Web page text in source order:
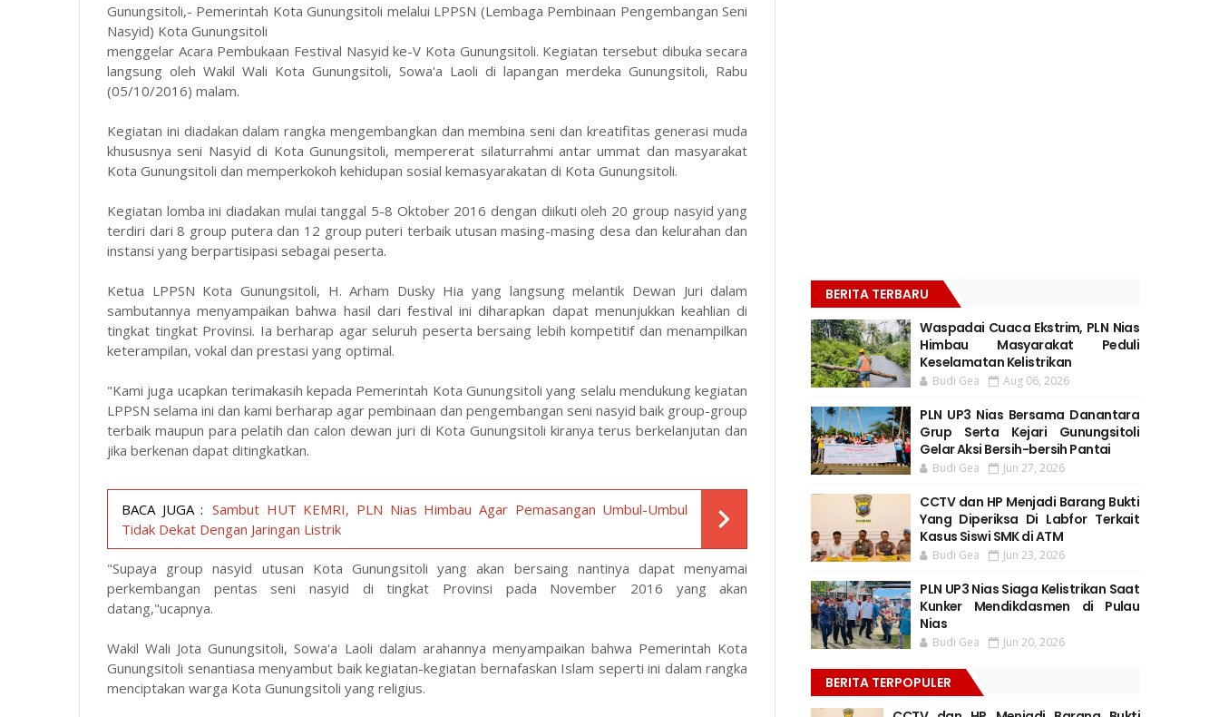
Gunungsitoli,- Pemerintah Kota Gunungsitoli melalui LPPSN (Lembaga Pembinaan Pengembangan Seni
Nasyid) Kota Gunungsitoli
menggelar Acara Pembukaan Festival Nasyid ke-V Kota Gunungsitoli. Kegiatan tersebut dibuka secara
langsung oleh Wakil Wali Kota Gunungsitoli, Sowa'a Laoli di lapangan merdeka Gunungsitoli, Rabu
(05/10/2016) malam.
Kegiatan ini diadakan dalam rangka mengembangkan dan membina seni dan kreatifitas generasi muda
khususnya seni Nasyid di Kota Gunungsitoli, mempererat silaturrahmi antar ummat dan masyarakat
Kota Gunungsitoli dan memperkokoh kehidupan sosial kemasyarakatan di Kota Gunungsitoli.
Kegiatan lomba ini diadakan mulai tanggal 5-8 Oktober 2016 dengan diikuti oleh 20 group nasyid yang
terdiri dari 8 group putera dan 12 group puteri terbaik utusan masing-masing desa dan kelurahan dan
instansi yang berpartisipasi sebagai peserta.
Ketua LPPSN Kota Gunungsitoli, H. Arham Dusky Hia yang langsung melantik Dewan Juri dalam
sambutannya menyampaikan bahwa hasil dari festival ini diharapkan dapat menunjukkan keahlian di
tingkat tingkat Provinsi. Ia berharap agar seluruh peserta bersaing lebih kompetitif dan menampilkan
keterampilan, vokal dan prestasi yang optimal.
"Kami juga ucapkan terimakasih kepada Pemerintah Kota Gunungsitoli yang selalu mendukung kegiatan
LPPSN selama ini dan kami berharap agar pembinaan dan pengembangan seni nasyid baik group-group
terbaik maupun para pelatih dan calon dewan juri di Kota Gunungsitoli kiranya terus berkelanjutan dan
jika berkenan dapat ditingkatkan.
BACA JUGA : Sambut HUT KEMRI, PLN Nias Himbau Agar Pemasangan Umbul-Umbul
Tidak Dekat Dengan Jaringan Listrik
"Supaya group nasyid utusan Kota Gunungsitoli yang akan bersaing nantinya dapat menyamai
perkembangan pentas seni nasyid di tingkat Provinsi pada November 2016 yang akan
datang,"ucapnya.
Wakil Wali Jota Gunungsitoli, Sowa'a Laoli dalam arahannya menyampaikan bahwa Pemerintah Kota
Gunungsitoli senantiasa menyambut baik kegiatan-kegiatan bernafaskan Islam seperti ini dalam rangka
menciptakan warga Kota Gunungsitoli yang religius.
BERITA TERBARU
Waspadai Cuaca Ekstrim, PLN Nias
Himbau Masyarakat Peduli
Keselamatan Kelistrikan
Budi Gea Aug 06, 2026
PLN UP3 Nias Bersama Danantara
Grup Serta Kejari Gunungsitoli
Gelar Aksi Bersih-bersih Pantai
Budi Gea Jun 27, 2026
CCTV dan HP Menjadi Barang Bukti
Yang Diperiksa Di Labfor Terkait
Kasus Siswi SMK di ATM
Budi Gea Jun 23, 2026
PLN UP3 Nias Siaga Kelistrikan Saat
Kunker Mendikdasmen di Pulau
Nias
Budi Gea Jun 20, 2026
BERITA TERPOPULER